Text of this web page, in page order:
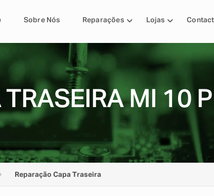
Sobre Nós Reparações Lojas
MI 10
Reparação Capa Traseira